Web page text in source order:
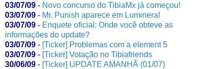
03/07/09 - Novo concurso do TibiaMx já começou!
03/07/09 - Mr. Punish aparece em Luminera!
03/07/09 - Enquete oficial: Onde você obteve as
informações do update?
03/07/09 - [Ticker] Problemas com a element 5
03/07/09 - [Ticker] Votação no Tibiafriends
30/06/09 - [Ticker] UPDATE AMANHÃ (01/07)